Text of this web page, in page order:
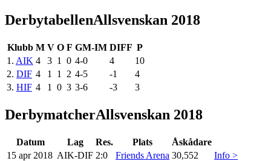
DerbytabellenAllsvenskan 2018
Klubb M V O F GM-IM DIFF P
1 . AIK 4 3 1 0 4-0 4
10
2. DIF 4 1 1 2 4-5 -1
4
3. HIF 4 1 0 3 3-6 -3 3
DerbymatcherAllsvenskan 2018
Datum Lag Res. Plats
Åskådare
15 apr 2018 AIK-DIF 2:0 Friends Arena 30,552
Info >